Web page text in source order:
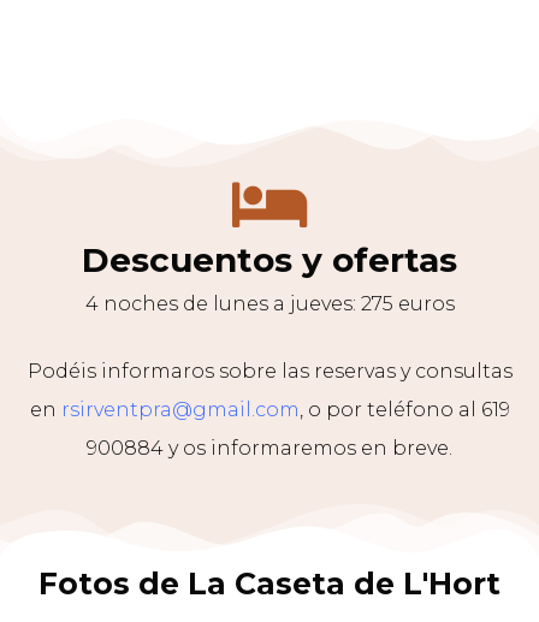
Descuentos y ofertas
4 noches de lunes a jueves: 275 euros
Podéis informaros sobre las reservas y consultas
en rsirventpra@gmail.com, o por teléfono al 619
900884 y os informaremos en breve.
Fotos de La Caseta de L'Hort